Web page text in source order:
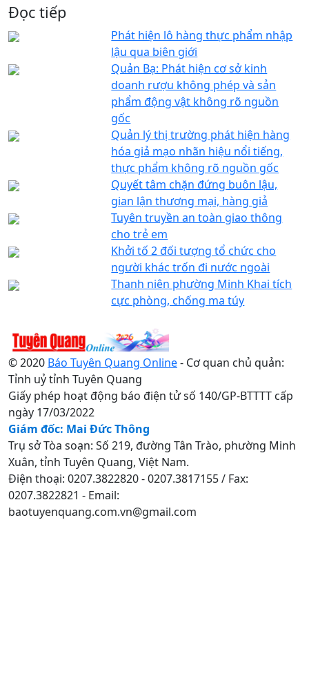
Đọc tiếp
Phát hiện lô hàng thực phẩm nhập
lậu qua biên giới
Quản Bạ: Phát hiện cơ sở kinh
doanh rượu không phép và sản
phẩm động vật không rõ nguồn
gốc
Quản lý thị trường phát hiện hàng
hóa giả mạo nhãn hiệu nổi tiếng,
thực phẩm không rõ nguồn gốc
Quyết tâm chặn đứng buôn lậu,
gian lận thương mại, hàng giả
Tuyên truyền an toàn giao thông
cho trẻ em
Khởi tố 2 đối tượng tổ chức cho
người khác trốn đi nước ngoài
Thanh niên phường Minh Khai tích
cực phòng, chống ma túy
© 2020 Báo Tuyên Quang Online- Cơ quan chủ quản:
Tỉnh uỷ tỉnh Tuyên Quang
Giấy phép hoạt động báo điện tử số 140/GP-BTTTT cấp
ngày 17/03/2022
Giám đốc: Mai Đức Thông
Trụ sở Tòa soạn: Số 219, đường Tân Trào, phường Minh
Xuân, tỉnh Tuyên Quang, Việt Nam.
Điện thoại: 0207.3822820 - 0207.3817155 / Fax:
0207.3822821 - Email:
baotuyenquang.com.vn@gmail.com